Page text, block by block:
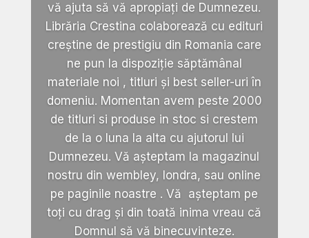
vă ajuta să vă apropiați de Dumnezeu.
Librăria Crestina colaborează cu edituri
creștine de prestigiu din Romania care
ne pun la dispoziție săptămânal
materiale noi , titluri și best seller-uri în
domeniu. Momentan avem peste 2000
de titluri si produse in stoc si crestem
de la o luna la alta cu ajutorul lui
Dumnezeu. Vă așteptam la magazinul
nostru din wembley, londra, sau online
pe paginile noastre . Vă așteptam pe
toți cu drag și din toată inima vreau că
Domnul să vă binecuvinteze.